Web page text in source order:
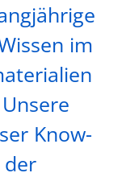
im
Know-
der